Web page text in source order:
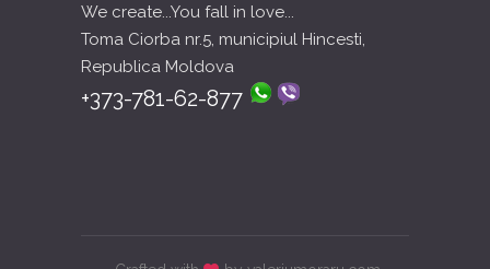
We create...You fall in love...
Toma Ciorba nr.5, municipiul Hincesti,
Republica Moldova
+373-781-62-877